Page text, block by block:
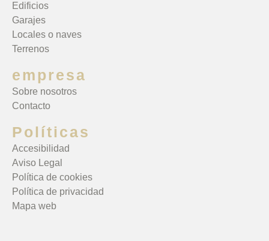
Edificios
Garajes
Locales o naves
Terrenos
empresa
Sobre nosotros
Contacto
Políticas
Accesibilidad
Aviso Legal
Política de cookies
Política de privacidad
Mapa web